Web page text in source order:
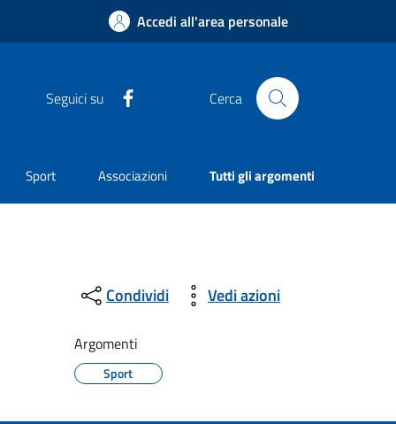
Accedi all'area personale
Seguici su Cerca
Sport Associazioni Tutti gli argomenti
Condividi Vedi azioni
Argomenti
Sport